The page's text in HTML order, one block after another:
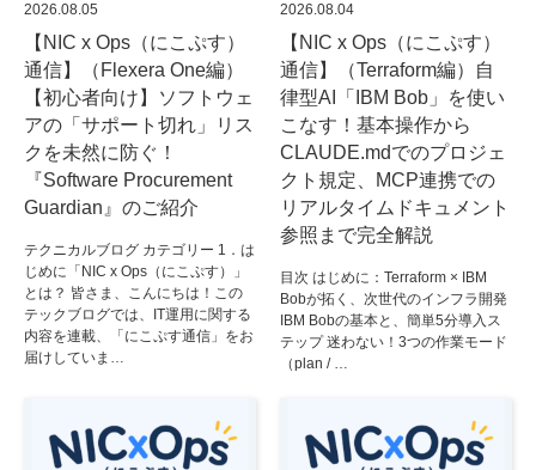
2026.08.05
【NIC x Ops（にこぷす）
通信】（Flexera One編）
【初心者向け】ソフトウェ
アの「サポート切れ」リス
クを未然に防ぐ！
『Software Procurement
Guardian』のご紹介
テクニカルブログ カテゴリー 1．は
じめに「NIC x Ops（にこぷす）」
とは？ 皆さま、こんにちは！この
テックブログでは、IT運用に関する
内容を連載、「にこぷす通信」をお
届けしていま…
2026.08.04
【NIC x Ops（にこぷす）
通信】（Terraform編）自
律型AI「IBM Bob」を使い
こなす！基本操作から
CLAUDE.mdでのプロジェ
クト規定、MCP連携での
リアルタイムドキュメント
参照まで完全解説
目次 はじめに：Terraform × IBM
Bobが拓く、次世代のインフラ開発
IBM Bobの基本と、簡単5分導入ス
テップ 迷わない！3つの作業モード
（plan / …